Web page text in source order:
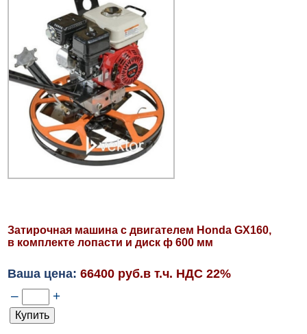
Затирочная машина с двигателем Honda GX160,
в комплекте лопасти и диск ф 600 мм
Ваша цена: 66400 руб.в т.ч. НДС 22%
– +